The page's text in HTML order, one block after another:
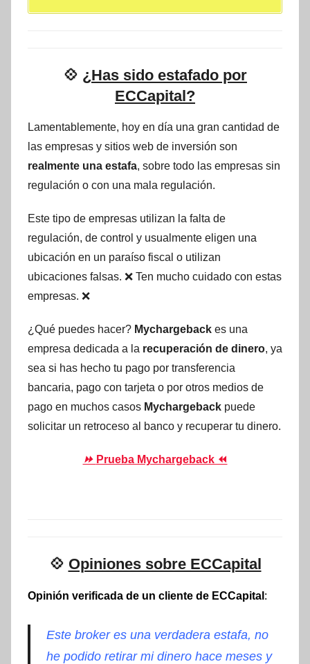
💠 ¿Has sido estafado por
ECCapital?
Lamentablemente, hoy en día una gran cantidad de
las empresas y sitios web de inversión son
realmente una estafa, sobre todo las empresas sin
regulación o con una mala regulación.
Este tipo de empresas utilizan la falta de
regulación, de control y usualmente eligen una
ubicación en un paraíso fiscal o utilizan
ubicaciones falsas. ❌ Ten mucho cuidado con estas
empresas. ❌
¿Qué puedes hacer? Mychargeback es una
empresa dedicada a la recuperación de dinero, ya
sea si has hecho tu pago por transferencia
bancaria, pago con tarjeta o por otros medios de
pago en muchos casos Mychargeback puede
solicitar un retroceso al banco y recuperar tu dinero.
⏩ Prueba Mychargeback ⏪
💠 Opiniones sobre ECCapital
Opinión verificada de un cliente de ECCapital :
Este broker es una verdadera estafa, no
he podido retirar mi dinero hace meses y